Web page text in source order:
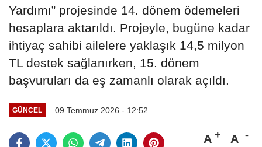
Yardımı” projesinde 14. dönem ödemeleri
hesaplara aktarıldı. Projeyle, bugüne kadar
ihtiyaç sahibi ailelere yaklaşık 14,5 milyon
TL destek sağlanırken, 15. dönem
başvuruları da eş zamanlı olarak açıldı.
GÜNCEL 09 Temmuz 2026 - 12:52
A A